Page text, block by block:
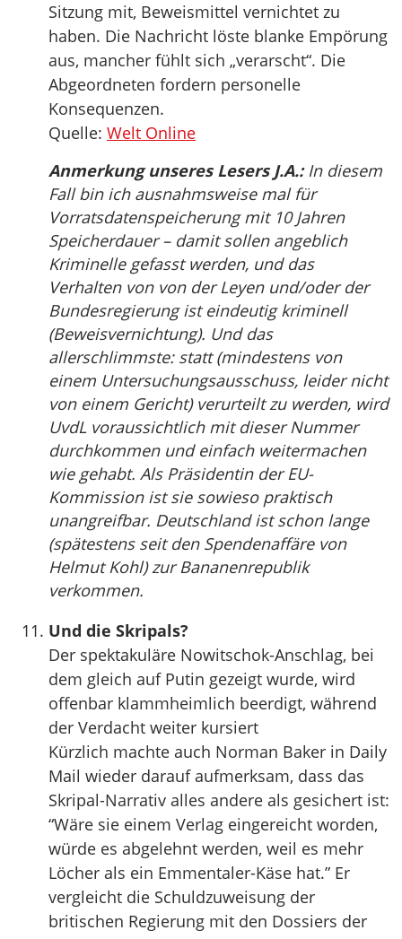
Sitzung mit, Beweismittel vernichtet zu
haben. Die Nachricht löste blanke Empörung
aus, mancher fühlt sich „verarscht“. Die
Abgeordneten fordern personelle
Konsequenzen.
Quelle: Welt Online
Anmerkung unseres Lesers J.A.:In diesem
Fall bin ich ausnahmsweise mal für
Vorratsdatenspeicherung mit 10 Jahren
Speicherdauer – damit sollen angeblich
Kriminelle gefasst werden, und das
Verhalten von von der Leyen und/oder der
Bundesregierung ist eindeutig kriminell
(Beweisvernichtung). Und das
allerschlimmste: statt (mindestens von
einem Untersuchungsausschuss, leider nicht
von einem Gericht) verurteilt zu werden, wird
UvdL voraussichtlich mit dieser Nummer
durchkommen und einfach weitermachen
wie gehabt. Als Präsidentin der EU-
Kommission ist sie sowieso praktisch
unangreifbar. Deutschland ist schon lange
(spätestens seit den Spendenaffäre von
Helmut Kohl) zur Bananenrepublik
verkommen.
Und die Skripals?
Der spektakuläre Nowitschok-Anschlag, bei
dem gleich auf Putin gezeigt wurde, wird
offenbar klammheimlich beerdigt, während
der Verdacht weiter kursiert
Kürzlich machte auch Norman Baker in Daily
Mail wieder darauf aufmerksam, dass das
Skripal-Narrativ alles andere als gesichert ist:
“Wäre sie einem Verlag eingereicht worden,
würde es abgelehnt werden, weil es mehr
Löcher als ein Emmentaler-Käse hat.” Er
vergleicht die Schuldzuweisung der
britischen Regierung mit den Dossiers der